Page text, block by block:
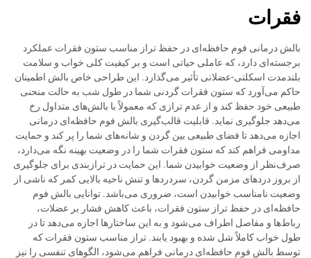
فقرات
بالش درمانی فوم حافظه‌ای در حفظ تراز مناسب ستون فقرات عملکرد
برجسته‌ای دارد، که عاملی حیاتی است و بر کیفیت کلی خواب و سلامت
بلندمدت اسکلتی-عضلانی تأثیر می‌گذارد. این طراحی خاص بالش اطمینان
حاکم می‌آورد که ستون فقرات گردنی شما در طول شب به حالت منحنی
طبیعی خود حفظ کند و از عدم ترازی که معمولاً با بالش‌های متداول رخ
می‌دهد جلوگیری نماید. قابلیت قالب‌گیری بالش فوم حافظه‌ای درمانی
اجازه می‌دهد تا فضای طبیعی بین گردن و شانه‌های شما را پر کند و حمایت
مداومی فراهم کند که ستون فقرات شما را در وضعیت بهینه نگه می‌دارد،
صرف‌نظر از وضعیت خوابیدن شما. این حمایت در ترازبندی برای جلوگیری
از بروز دردهای مزمن گردن، سردردها و تنش ناحیه بالایی کمر که ناشی از
وضعیت نامناسب خوابیدن است، ضروری می‌باشد. توانایی بالش فوم
حافظه‌ای در حفظ تراز ستون فقرات، باعث کاهش فشار بر عضلات،
رباط‌ها و مفاصل اطراف می‌شود و به این ساختارها اجازه می‌دهد تا در
طول خواب کاملاً شل شده و بهبود یابند. تراز مناسب ستون فقرات که
توسط بالش فوم حافظه‌ای درمانی فراهم می‌شود، الگوهای تنفسی را نیز